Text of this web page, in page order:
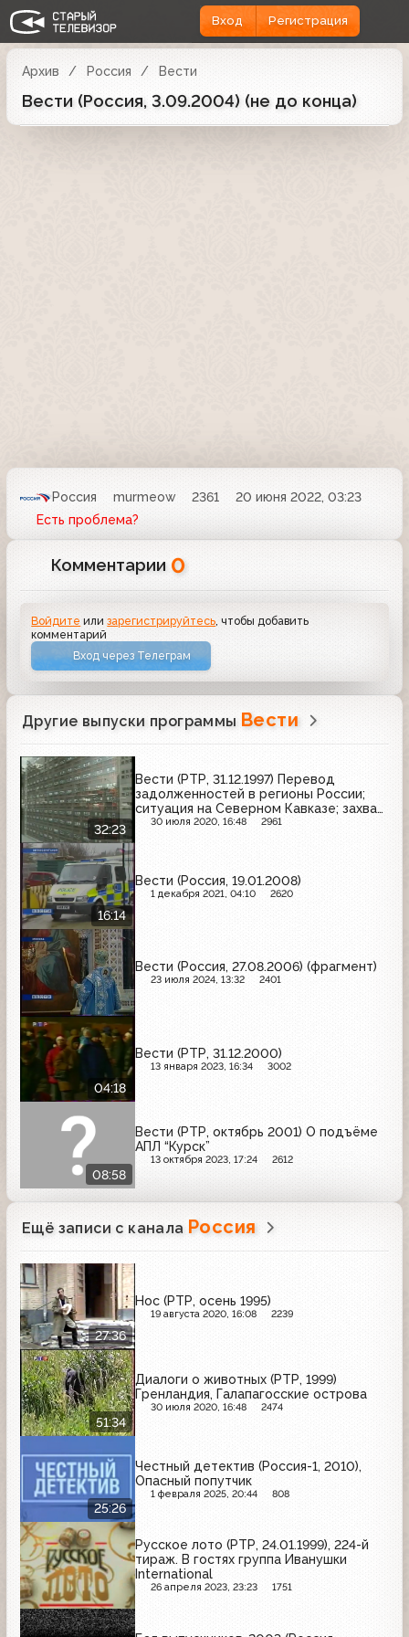
Вход Регистрация
Архив Россия Вести
Вести (Россия, 3.09.2004) (не до конца)
Россия murmeow 2361
20 июня 2022, 03:23
Есть проблема?
Комментарии 0
Войдите илизарегистрируйтесь , чтобы добавить
комментарий
Вход через Телеграм
Другие выпуски программы Вести
32:23
Вести (РТР, 31.12.1997) Перевод
задолженностей в регионы России;
ситуация на Северном Кавказе; захват
заложников в тюрьме в Бразилии;
30 июля 2020, 16:48 2961
16:14
Вести (Россия, 19.01.2008)
1 декабря 2021, 04:10 2620
Вести (Россия, 27.08.2006) (фрагмент)
23 июля 2024, 13:32 2401
04:18
Вести (РТР, 31.12.2000)
13 января 2023, 16:34 3002
08:58
Вести (РТР, октябрь 2001) О подъёме
АПЛ “Курск”
13 октября 2023, 17:24 2612
Ещё записи с канала Россия
27:36
Нос (РТР, осень 1995)
19 августа 2020, 16:08 2239
51:34
Диалоги о животных (РТР, 1999)
Гренландия, Галапагосские острова
30 июля 2020, 16:48 2474
25:26
Честный детектив (Россия-1, 2010),
Опасный попутчик
1 февраля 2025, 20:44 808
Русское лото (РТР, 24.01.1999), 224-й
тираж. В гостях группа Иванушки
International
26 апреля 2023, 23:23 1751